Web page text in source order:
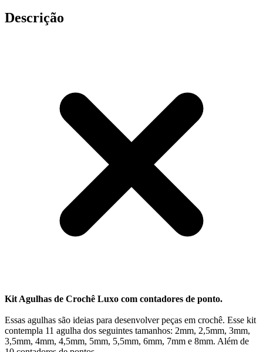
Descrição
Kit Agulhas de Crochê Luxo com contadores de ponto.
Essas agulhas são ideias para desenvolver peças em crochê. Esse kit
contempla 11 agulha dos seguintes tamanhos: 2mm, 2,5mm, 3mm,
3,5mm, 4mm, 4,5mm, 5mm, 5,5mm, 6mm, 7mm e 8mm. Além de